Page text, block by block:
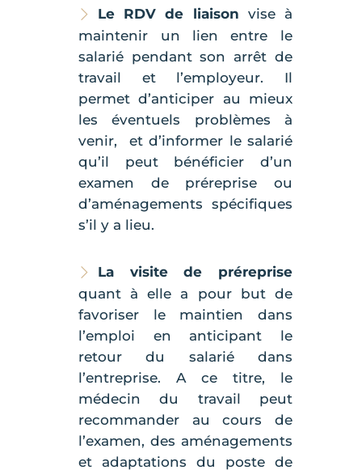
Le RDV de liaison vise à
maintenir un lien entre le
salarié pendant son arrêt de
travail et l’employeur. Il
permet d’anticiper au mieux
les éventuels problèmes à
venir, et d’informer le salarié
qu’il peut bénéficier d’un
examen de préreprise ou
d’aménagements spécifiques
s’il y a lieu.
La visite de préreprise
quant à elle a pour but de
favoriser le maintien dans
l’emploi en anticipant le
retour du salarié dans
l’entreprise. A ce titre, le
médecin du travail peut
recommander au cours de
l’examen, des aménagements
et adaptations du poste de